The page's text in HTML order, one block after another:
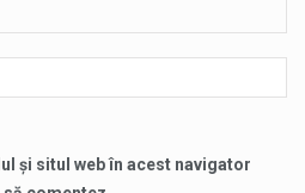
și situl web în acest navigator